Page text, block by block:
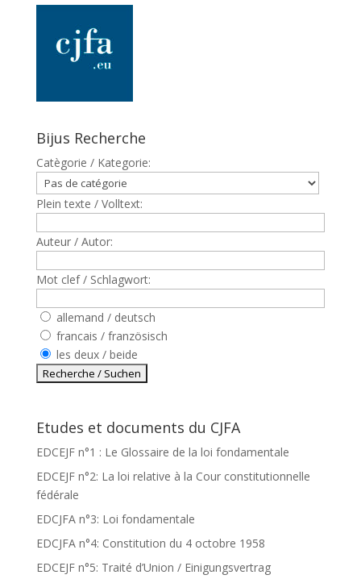
Bijus Recherche
Catègorie / Kategorie:
Plein texte / Volltext:
Auteur / Autor:
Mot clef / Schlagwort:
allemand / deutsch
francais / französisch
les deux / beide
Etudes et documents du CJFA
EDCEJF n°1 : Le Glossaire de la loi fondamentale
EDCEJF n°2: La loi relative à la Cour constitutionnelle
fédérale
EDCJFA n°3: Loi fondamentale
EDCJFA n°4: Constitution du 4 octobre 1958
EDCEJF n°5: Traité d’Union / Einigungsvertrag